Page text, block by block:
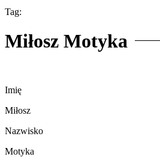
Tag:
Miłosz Motyka
Imię
Miłosz
Nazwisko
Motyka